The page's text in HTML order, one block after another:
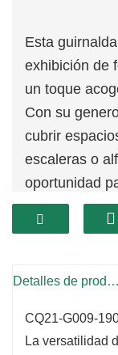
Esta
exhibición de
un toque
Con su
cubrir
escaleras o
oportunidad
todo su hogar.
La
fondo
Detalles de producto
CQ21-G009-
La versatilidad